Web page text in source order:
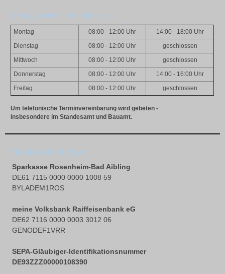
Öffnungszeiten des Rathauses
Montag 08:00 - 12:00 Uhr 14:00 - 18:00 Uhr
Dienstag 08:00 - 12:00 Uhr geschlossen
Mittwoch 08:00 - 12:00 Uhr geschlossen
Donnerstag 08:00 - 12:00 Uhr 14:00 - 16:00 Uhr
Freitag 08:00 - 12:00 Uhr geschlossen
Um telefonische Terminvereinbarung wird gebeten -
insbesondere im Standesamt und Bauamt.
Bankverbindungen:
Sparkasse Rosenheim-Bad Aibling
DE61 7115 0000 0000 1008 59
BYLADEM1ROS
meine Volksbank Raiffeisenbank eG
DE62 7116 0000 0003 3012 06
GENODEF1VRR
SEPA-Gläubiger-Identifikationsnummer
DE93ZZZ00000108390